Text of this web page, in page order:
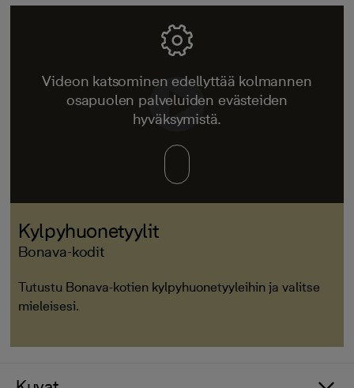
Videon katsominen edellyttää kolmannen
osapuolen palveluiden evästeiden
hyväksymistä.
Kylpyhuonetyylit
Bonava-kodit
Tutustu Bonava-kotien kylpyhuonetyyleihin ja valitse
mieleisesi.